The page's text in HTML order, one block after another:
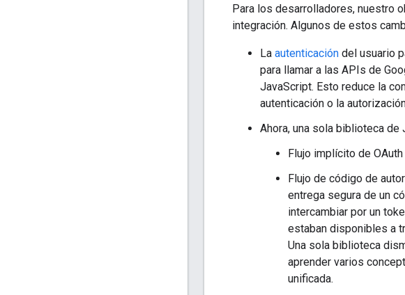
Para los desarrolladores, nuestro
integración. Algunos de estos
La autenticación del usuario
para llamar a las APIs de
JavaScript. Esto reduce la
autenticación o la
Ahora, una sola biblioteca
Flujo implícito de
Flujo de código de
entrega segura de un
intercambiar por un
estaban disponibles a
Una sola biblioteca
aprender varios
unificada.